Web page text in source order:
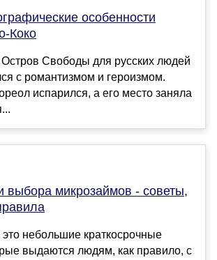
особенности
Коко
Свободы для русских людей
с романтизмом и героизмом.
испарился, а его место заняла
выбора микрозаймов - советы,
небольшие краткосрочные
выдаются людям, как правило, с